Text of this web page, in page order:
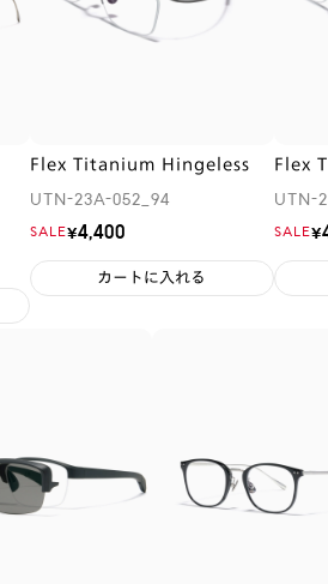
Flex Titanium Hingeless
UTN-23A-052_94
SALE¥4,400
Flex
UTN-
SALE